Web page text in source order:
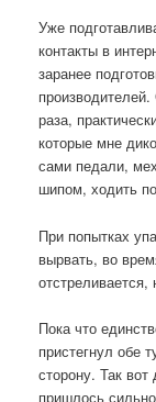
Уже
контакты в
заранее
раза,
которые мне
сами педали,
шипом, ходить
При попытках
вырвать, во
Пока что
пристегнул обе
сторону. Так
пришлось